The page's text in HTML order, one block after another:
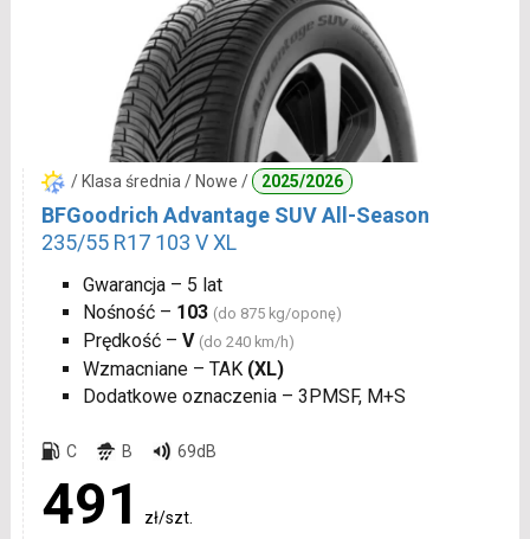
/ Klasa średnia / Nowe / 2025/2026
BFGoodrich Advantage SUV All-Season
235/55 R17 103 V XL
Gwarancja – 5 lat
Nośność – 103 (do 875 kg/oponę)
Prędkość – V (do 240 km/h)
Wzmacniane – TAK (XL)
Dodatkowe oznaczenia – 3PMSF, M+S
C B 69dB
491 zł/szt.